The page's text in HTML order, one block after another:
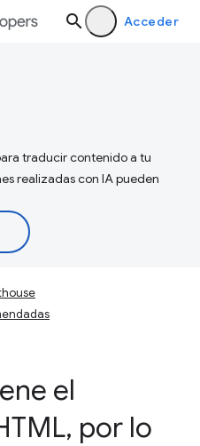
Acceder
traducir contenido a tu
realizadas con IA pueden
el
, por lo